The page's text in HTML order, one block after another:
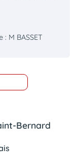
M BASSET
Bernard